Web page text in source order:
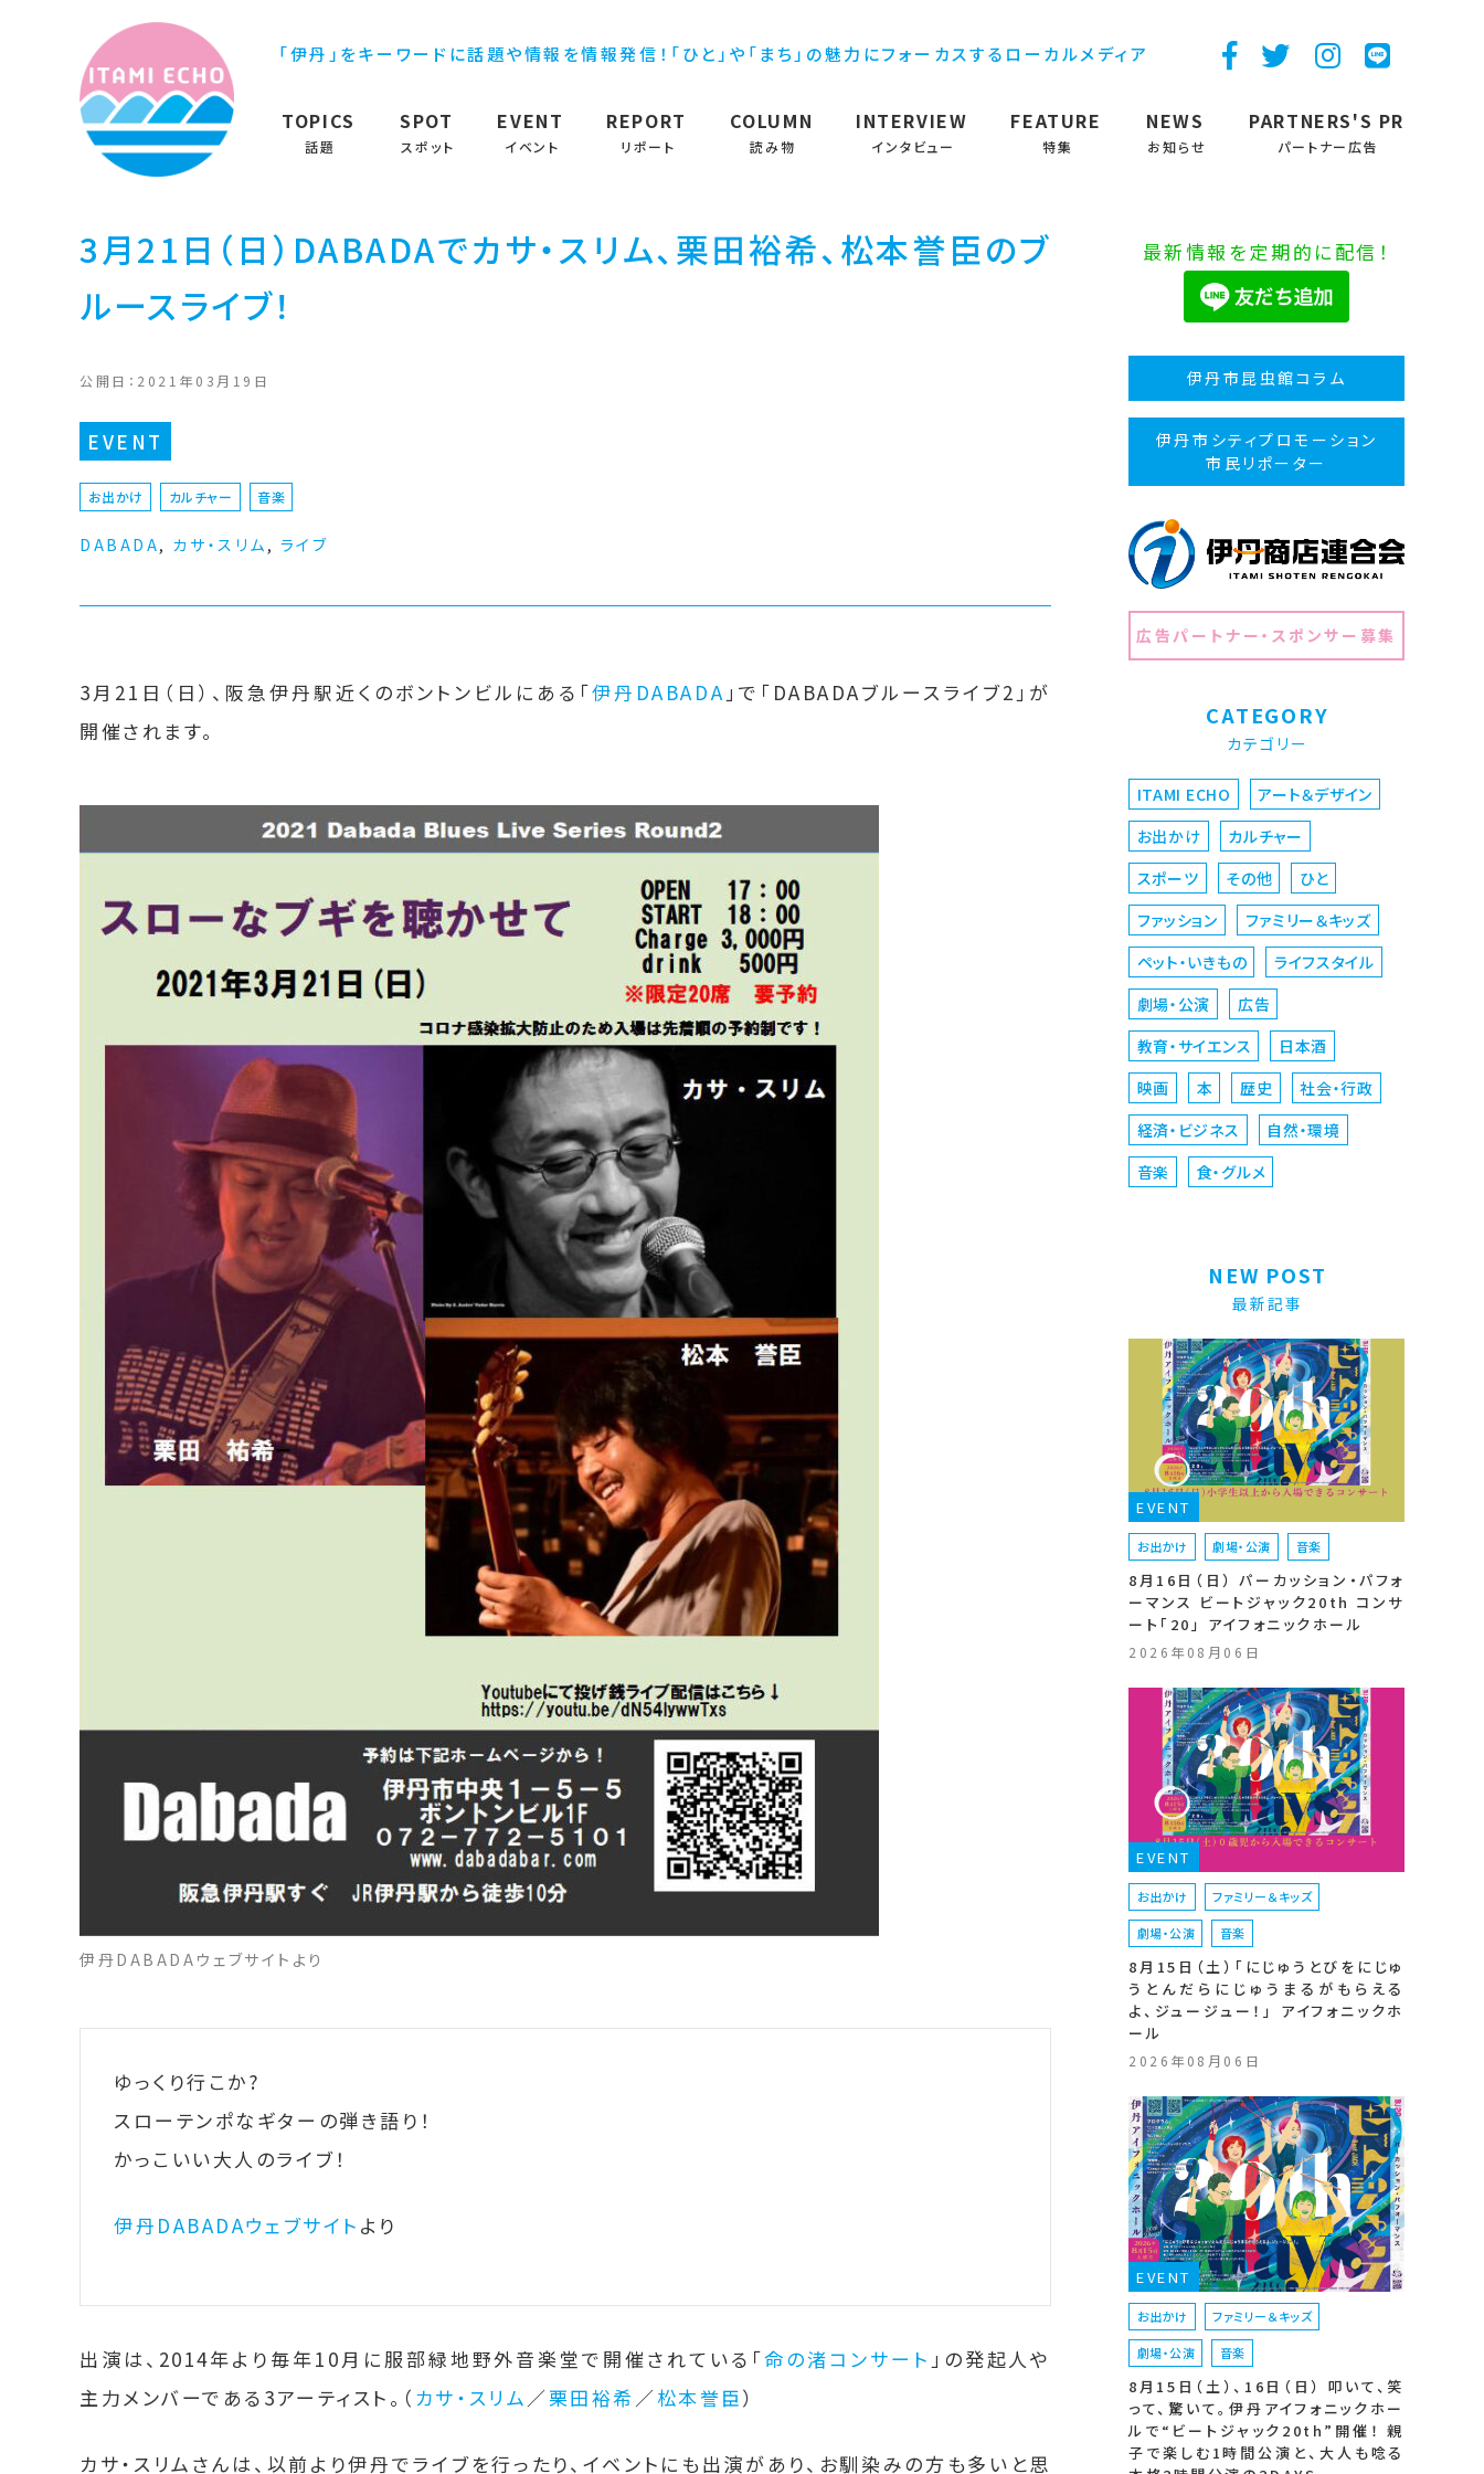
「伊丹」をキーワードに話題や情報を情報発信！「ひと」や「まち」の魅力にフォーカスするローカルメディア
TOPICS
話題
SPOT
スポット
EVENT
イベント
REPORT
リポート
COLUMN
読み物
INTERVIEW
インタビュー
FEATURE
特集
NEWS
お知らせ
PARTNERS'S PR
パートナー広告
3月21日（日）DABADAでカサ・スリム、栗田裕希、松本誉臣のブ
ルースライブ！
公開日：2021年03月19日
EVENT
お出かけ カルチャー 音楽
DABADA, カサ・スリム , ライブ
3月21日（日）、阪急伊丹駅近くのボントンビルにある「伊丹DABADA」で「DABADAブルースライブ2」が
開催されます。
伊丹DABADAウェブサイトより
ゆっくり行こか?
スローテンポなギターの弾き語り！
かっこいい大人のライブ！
伊丹DABADAウェブサイト より
出演は、2014年より毎年10月に服部緑地野外音楽堂で開催されている「命の渚コンサート 」の発起人や
主力メンバーである3アーティスト。（ カサ・スリム ／栗田裕希 ／松本誉臣）
カサ・スリムさんは、以前より伊丹でライブを行ったり、イベントにも出演があり、お馴染みの方も多いと思
最新情報を定期的に配信！
伊丹市昆虫館コラム
伊丹市シティプロモーション
市民リポーター
広告パートナー・スポンサー募集
CATEGORY
カテゴリー
ITAMI ECHO
アート＆デザイン
お出かけ
カルチャー
スポーツ
その他
ひと
ファッション
ファミリー＆キッズ
ペット・いきもの
ライフスタイル
劇場・公演
広告
教育・サイエンス
日本酒
映画
本 歴史
社会・行政
経済・ビジネス
自然・環境
音楽
食・グルメ
NEW POST
最新記事
EVENT
お出かけ 劇場・公演 音楽
8月16日（日） パーカッション・パフォ
ーマンス ビートジャック20th コンサ
ート「20」 アイフォニックホール
2026年08月06日
EVENT
お出かけ ファミリー＆キッズ
劇場・公演 音楽
8月15日（土）「にじゅうとびをにじゅ
うとんだらにじゅうまるがもらえる
よ、ジュージュー！」 アイフォニックホ
ール
2026年08月06日
EVENT
お出かけ ファミリー＆キッズ
劇場・公演 音楽
8月15日（土）、16日（日） 叩いて、笑
って、驚いて。伊丹アイフォニックホー
ルで“ビートジャック20th”開催！ 親
子で楽しむ1時間公演と、大人も唸る